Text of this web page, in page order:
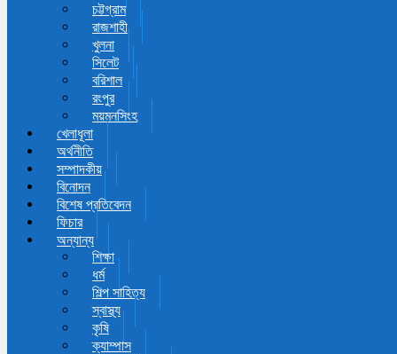
চট্টগ্রাম
রাজশাহী
খুলনা
সিলেট
বরিশাল
রংপুর
ময়মনসিংহ
খেলাধূলা
অর্থনীতি
সম্পাদকীয়
বিনোদন
বিশেষ প্রতিবেদন
ফিচার
অন্যান্য
শিক্ষা
ধর্ম
শিল্প সাহিত্য
স্বাস্থ্য
কৃষি
ক্যাম্পাস